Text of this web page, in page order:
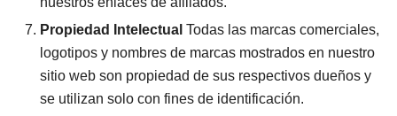
Propiedad Intelectual Todas las marcas comerciales,
logotipos y nombres de marcas mostrados en nuestro
sitio web son propiedad de sus respectivos dueños y
se utilizan solo con fines de identificación.